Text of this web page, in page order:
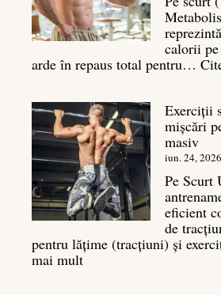
calorii
arde în repaus total pentru…
Exerciții
mișcări
masiv
iun. 24, 2026
Pe Scurt
eficient
de
pentru lățime (tracțiuni) și
mai mult: